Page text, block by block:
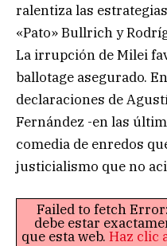
ralentiza las
«Pato» Bullrich y
La irrupción de Milei
ballotage asegurado.
declaraciones de
Fernández -en las
comedia de enredos
justicialismo que no
Failed to fetch
debe estar
que esta web. Haz clic